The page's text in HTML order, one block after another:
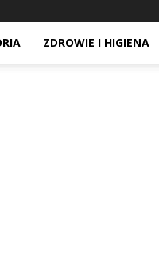
ZDROWIE I HIGIENA